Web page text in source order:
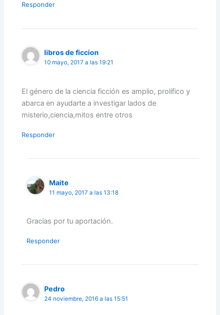
Responder
libros de ficcion
10 mayo, 2017 a las 19:21
El género de la ciencia ficción es amplio, prolífico y
abarca en ayudarte a investigar lados de
misterio,ciencia,mitos entre otros
Responder
Maite
11 mayo, 2017 a las 13:18
Gracias por tu aportación.
Responder
Pedro
24 noviembre, 2016 a las 15:51